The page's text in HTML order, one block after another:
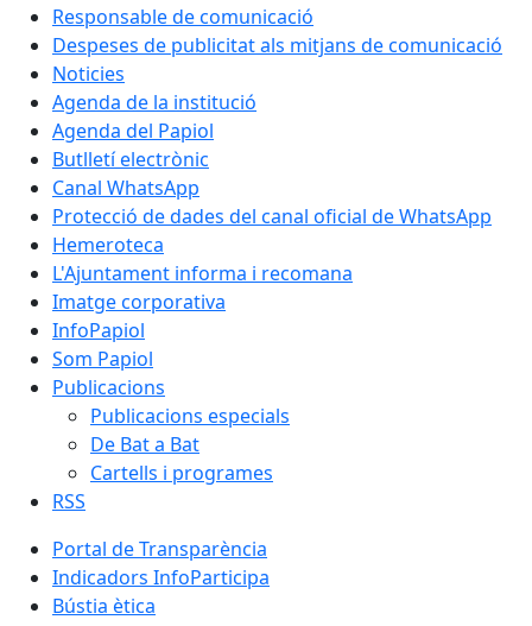
Responsable de comunicació
Despeses de publicitat als mitjans de comunicació
Noticies
Agenda de la institució
Agenda del Papiol
Butlletí electrònic
Canal WhatsApp
Protecció de dades del canal oficial de WhatsApp
Hemeroteca
L'Ajuntament informa i recomana
Imatge corporativa
InfoPapiol
Som Papiol
Publicacions
Publicacions especials
De Bat a Bat
Cartells i programes
RSS
Portal de Transparència
Indicadors InfoParticipa
Bústia ètica